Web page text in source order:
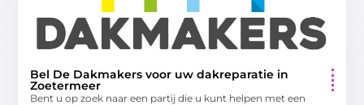
Bel De Dakmakers voor uw dakreparatie in
Zoetermeer
Bent u op zoek naar een partij die u kunt helpen met een